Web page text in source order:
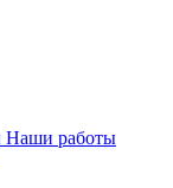
Наши работы